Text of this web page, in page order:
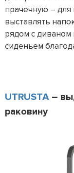
прачечную –
выставлять
рядом с
сиденьем
UTRUSTA –
раковину